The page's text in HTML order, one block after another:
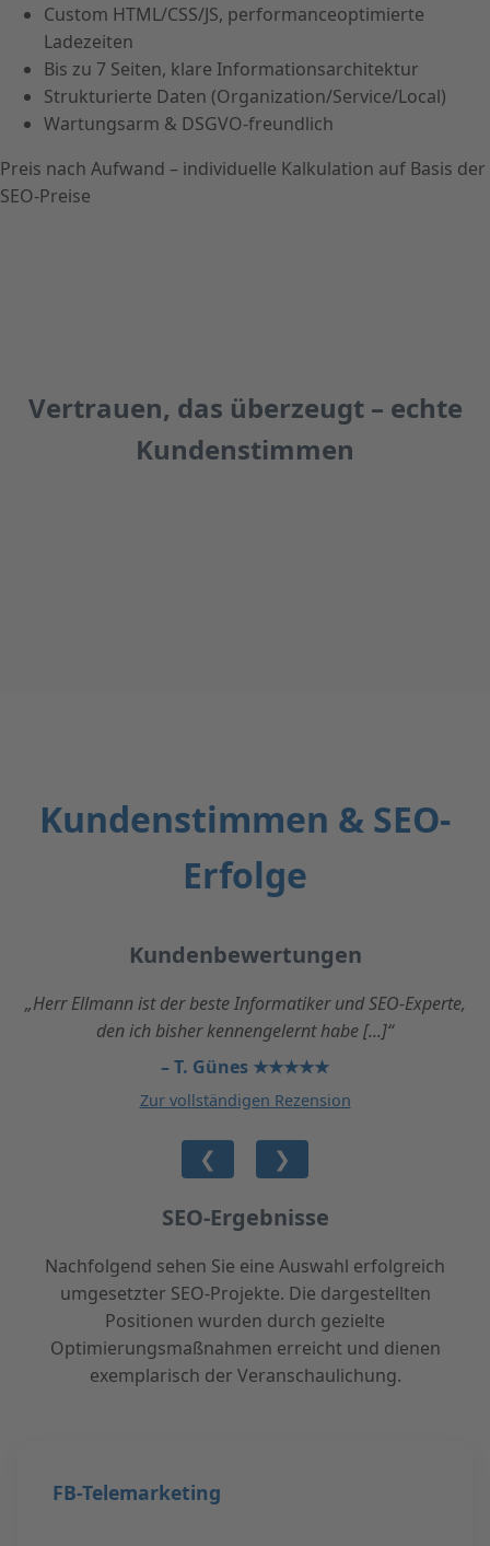
Custom HTML/CSS/JS, performanceoptimierte
Ladezeiten
Bis zu 7 Seiten, klare Informationsarchitektur
Strukturierte Daten (Organization/Service/Local)
Wartungsarm & DSGVO-freundlich
Preis nach Aufwand – individuelle Kalkulation auf Basis der
SEO-Preise
Vertrauen, das überzeugt – echte
Kundenstimmen
Kundenstimmen & SEO-
Erfolge
Kundenbewertungen
„Herr Ellmann ist der beste Informatiker und SEO-Experte,
den ich bisher kennengelernt habe [...]“
– T. Günes ★★★★★
Zur vollständigen Rezension
❮ ❯
SEO-Ergebnisse
Nachfolgend sehen Sie eine Auswahl erfolgreich
umgesetzter SEO-Projekte. Die dargestellten
Positionen wurden durch gezielte
Optimierungsmaßnahmen erreicht und dienen
exemplarisch der Veranschaulichung.
FB-Telemarketing